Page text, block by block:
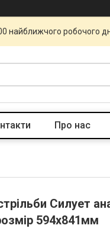
найближчого робочого
Про нас
Силует
594х841мм